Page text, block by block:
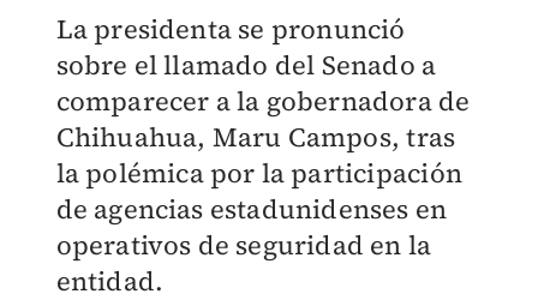
La presidenta se pronunció
sobre el llamado del Senado a
comparecer a la gobernadora de
Chihuahua, Maru Campos, tras
la polémica por la participación
de agencias estadunidenses en
operativos de seguridad en la
entidad.